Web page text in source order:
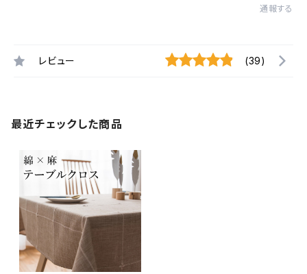
通報する
レビュー (39)
最近チェックした商品